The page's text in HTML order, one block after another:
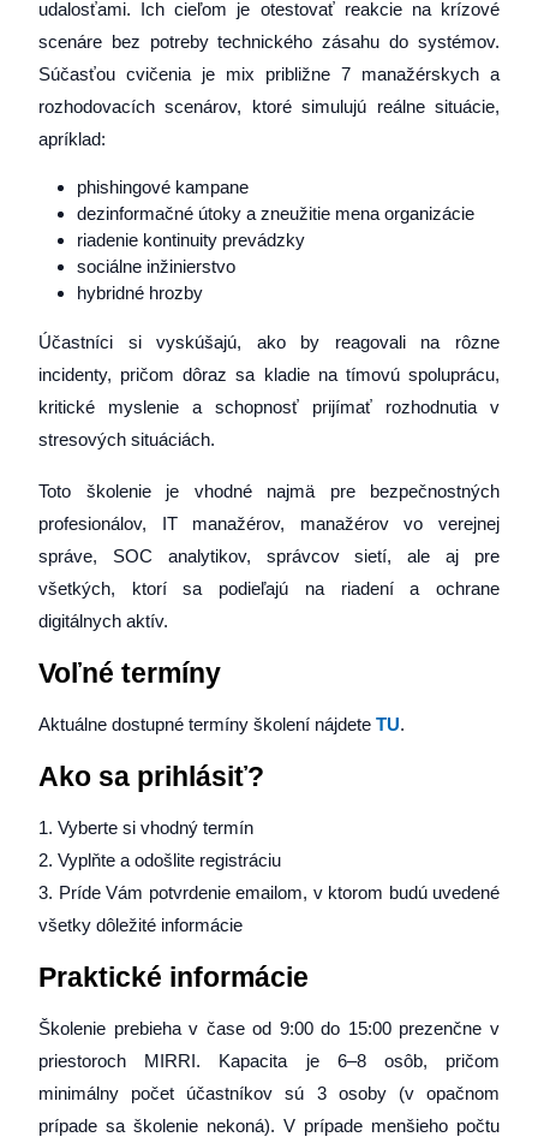
udalosťami. Ich cieľom je otestovať reakcie na krízové
scenáre bez potreby technického zásahu do systémov.
Súčasťou cvičenia je mix približne 7 manažérskych a
rozhodovacích scenárov, ktoré simulujú reálne situácie,
apríklad:
phishingové kampane
dezinformačné útoky a zneužitie mena organizácie
riadenie kontinuity prevádzky
sociálne inžinierstvo
hybridné hrozby
Účastníci si vyskúšajú, ako by reagovali na rôzne
incidenty, pričom dôraz sa kladie na tímovú spoluprácu,
kritické myslenie a schopnosť prijímať rozhodnutia v
stresových situáciách.
Toto školenie je vhodné najmä pre bezpečnostných
profesionálov, IT manažérov, manažérov vo verejnej
správe, SOC analytikov, správcov sietí, ale aj pre
všetkých, ktorí sa podieľajú na riadení a ochrane
digitálnych aktív.
Voľné termíny
Aktuálne dostupné termíny školení nájdete TU.
Ako sa prihlásiť?
1. Vyberte si vhodný termín
2. Vyplňte a odošlite registráciu
3. Príde Vám potvrdenie emailom, v ktorom budú uvedené
všetky dôležité informácie
Praktické informácie
Školenie prebieha v čase od 9:00 do 15:00 prezenčne v
priestoroch MIRRI. Kapacita je 6–8 osôb, pričom
minimálny počet účastníkov sú 3 osoby (v opačnom
prípade sa školenie nekoná). V prípade menšieho počtu